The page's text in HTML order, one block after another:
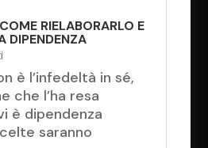
RIELABORARLO E
DIPENDENZA
è l’infedeltà in sé,
che l’ha resa
è dipendenza
saranno